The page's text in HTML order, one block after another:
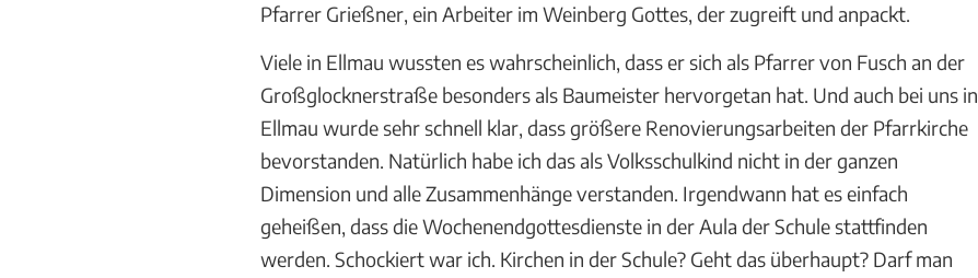
Pfarrer Grießner, ein Arbeiter im Weinberg Gottes, der zugreift und anpackt.
Viele in Ellmau wussten es wahrscheinlich, dass er sich als Pfarrer von Fusch an der
Großglocknerstraße besonders als Baumeister hervorgetan hat. Und auch bei uns in
Ellmau wurde sehr schnell klar, dass größere Renovierungsarbeiten der Pfarrkirche
bevorstanden. Natürlich habe ich das als Volksschulkind nicht in der ganzen
Dimension und alle Zusammenhänge verstanden. Irgendwann hat es einfach
geheißen, dass die Wochenendgottesdienste in der Aula der Schule stattfinden
werden. Schockiert war ich. Kirchen in der Schule? Geht das überhaupt? Darf man